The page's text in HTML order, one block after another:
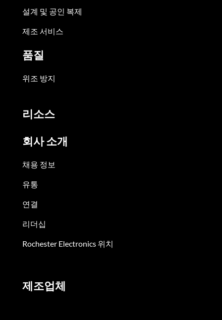
설계 및 공인 복제
제조 서비스
품질
위조 방지
리소스
회사 소개
채용 정보
유통
연결
리더십
Rochester Electronics 위치
제조업체